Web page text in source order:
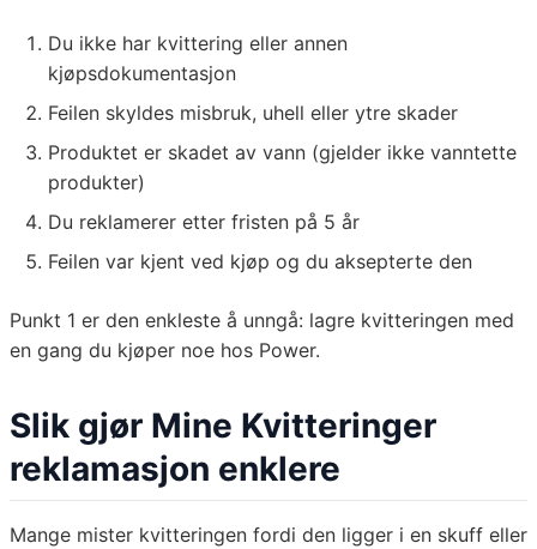
Du ikke har kvittering eller annen
kjøpsdokumentasjon
Feilen skyldes misbruk, uhell eller ytre skader
Produktet er skadet av vann (gjelder ikke vanntette
produkter)
Du reklamerer etter fristen på 5 år
Feilen var kjent ved kjøp og du aksepterte den
Punkt 1 er den enkleste å unngå: lagre kvitteringen med
en gang du kjøper noe hos Power.
Slik gjør Mine Kvitteringer
reklamasjon enklere
Mange mister kvitteringen fordi den ligger i en skuff eller